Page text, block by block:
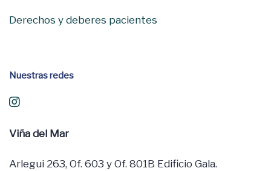
Derechos y deberes pacientes
Nuestras redes
Viña del Mar
Arlegui 263, Of. 603 y Of. 801B Edificio Gala.